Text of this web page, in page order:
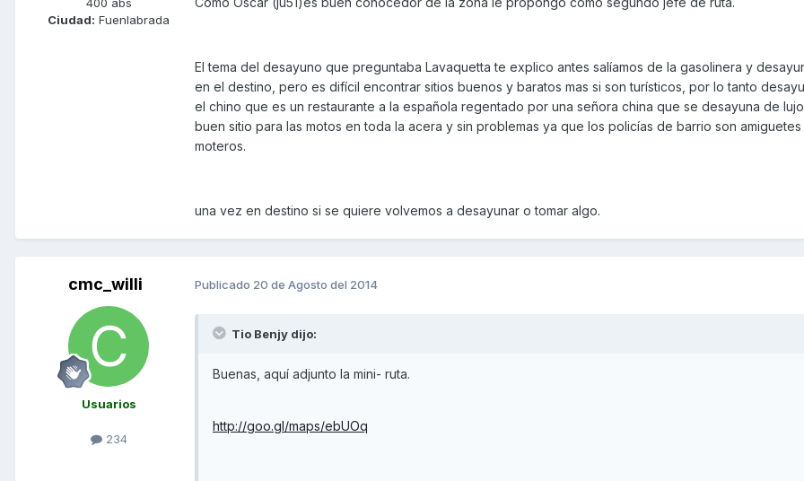
Ciudad: Fuenlabrada
El tema del desayuno que preguntaba Lavaquetta te explico antes salíamos de la gasolinera y
en el destino, pero es difícil encontrar sitios buenos y baratos mas si son turísticos, por lo tanto
el chino que es un restaurante a la española regentado por una señora china que se desayuna de
buen sitio para las motos en toda la acera y sin problemas ya que los policías de barrio son amiguetes
moteros.
una vez en destino si se quiere volvemos a desayunar o tomar algo.
cmc_willi
Usuarios
234
Publicado 20 de Agosto del 2014
Tio Benjy dijo:
Buenas, aquí adjunto la mini- ruta.
http://goo.gl/maps/ebUOq